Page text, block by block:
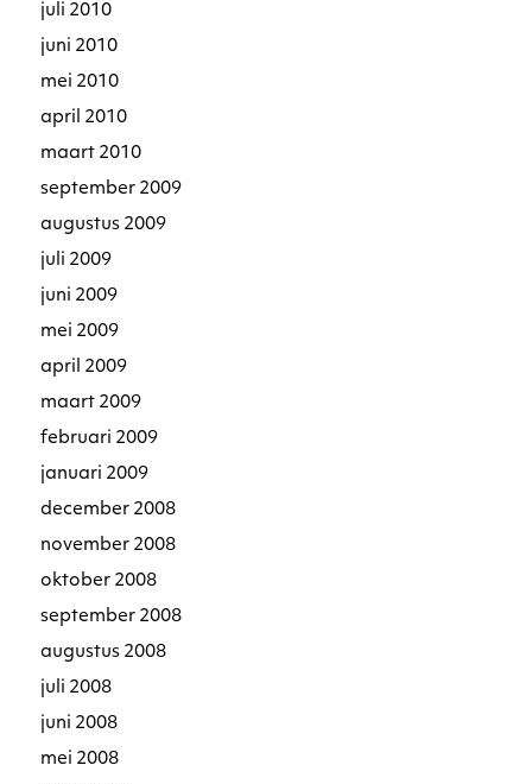
juli 2010
juni 2010
mei 2010
april 2010
maart 2010
september 2009
augustus 2009
juli 2009
juni 2009
mei 2009
april 2009
maart 2009
februari 2009
januari 2009
december 2008
november 2008
oktober 2008
september 2008
augustus 2008
juli 2008
juni 2008
mei 2008